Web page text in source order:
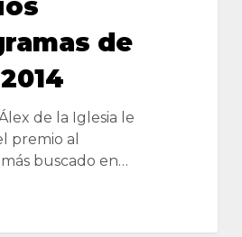
de
de la Iglesia le
premio al
buscado en…